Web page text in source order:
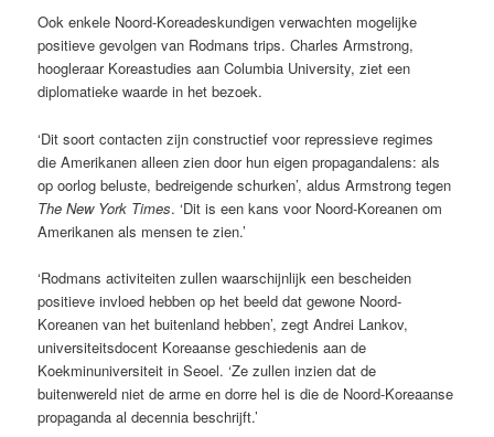
Ook enkele Noord-Koreadeskundigen verwachten mogelijke
positieve gevolgen van Rodmans trips. Charles Armstrong,
hoogleraar Koreastudies aan Columbia University, ziet een
diplomatieke waarde in het bezoek.
‘Dit soort contacten zijn constructief voor repressieve regimes
die Amerikanen alleen zien door hun eigen propagandalens: als
op oorlog beluste, bedreigende schurken’, aldus Armstrong tegen
The New York Times. ‘Dit is een kans voor Noord-Koreanen om
Amerikanen als mensen te zien.’
‘Rodmans activiteiten zullen waarschijnlijk een bescheiden
positieve invloed hebben op het beeld dat gewone Noord-
Koreanen van het buitenland hebben’, zegt Andrei Lankov,
universiteitsdocent Koreaanse geschiedenis aan de
Koekminuniversiteit in Seoel. ‘Ze zullen inzien dat de
buitenwereld niet de arme en dorre hel is die de Noord-Koreaanse
propaganda al decennia beschrijft.’